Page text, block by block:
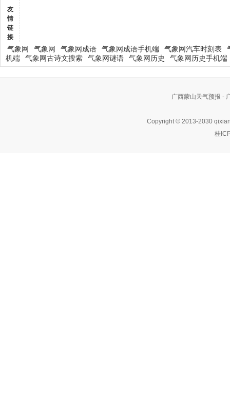
友
情
链
接
气象网 气象网 气象网成语 气象网成语手机端 气象网汽车时刻表
机端
气象网古诗文搜索 气象网谜语 气象网历史 气象网历史手机端
广西蒙山天气预报 -
Copyright © 2013-2030
桂